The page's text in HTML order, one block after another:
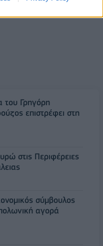
του Γρηγόρη
επιστρέφει στη
στις Περιφέρειες
σύμβουλος
αγορά